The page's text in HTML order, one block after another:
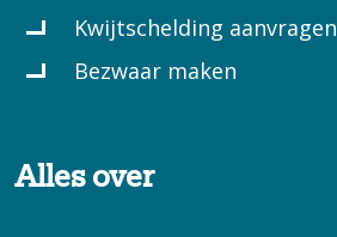
Kwijtschelding aanvragen
Bezwaar maken
Alles over